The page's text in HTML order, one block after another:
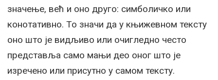
значење, већ и оно друго: симболичко или
конотативно. То значи да у књижевном тексту
оно што је видљиво или очигледно често
представља само мањи део оног што је
изречено или присутно у самом тексту.